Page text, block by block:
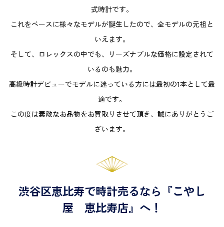
式時計です。
これをベースに様々なモデルが誕生したので、全モデルの元祖と
いえます。
そして、ロレックスの中でも、リーズナブルな価格に設定されて
いるのも魅力。
高級時計デビューでモデルに迷っている方には最初の1本として最
適です。
この度は素敵なお品物をお買取りさせて頂き、誠にありがとうご
ざいます。
渋谷区恵比寿で時計売るなら『こやし
屋 恵比寿店』へ！